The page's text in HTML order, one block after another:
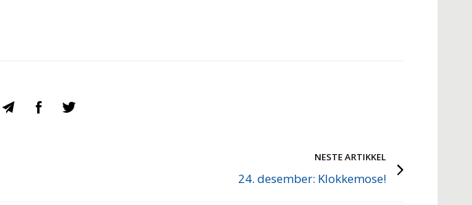
NESTE ARTIKKEL
24. desember: Klokkemose!